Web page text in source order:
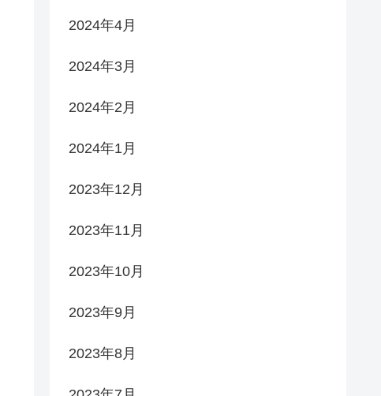
2024年4月
2024年3月
2024年2月
2024年1月
2023年12月
2023年11月
2023年10月
2023年9月
2023年8月